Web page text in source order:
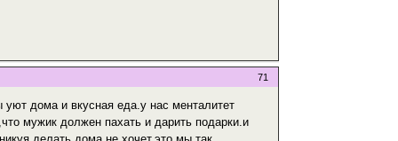
71
дома и вкусная еда.у нас менталитет
мужик должен пахать и дарить подарки.и